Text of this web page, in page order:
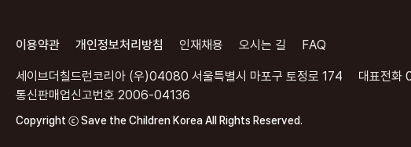
이용약관 개인정보처리방침 인재채용 오시는 길
FAQ
세이브더칠드런코리아 (우)04080 서울특별시 마포구 토정로 174
대표전
통신판매업신고번호 2006-04136
Copyright ⓒ Save the Children Korea All Rights Reserved.